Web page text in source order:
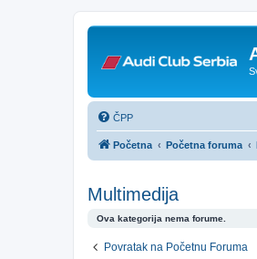
ČPP
Početna Početna foruma
Multimedija
Ova kategorija nema forume.
Povratak na Početnu Foruma